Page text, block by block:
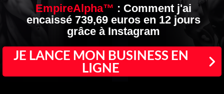
S
EmpireAlpha™ : Comment j'ai
encaissé 739,69 euros en 12 jours
grâce à Instagram
JE LANCE MON BUSINESS EN
LIGNE